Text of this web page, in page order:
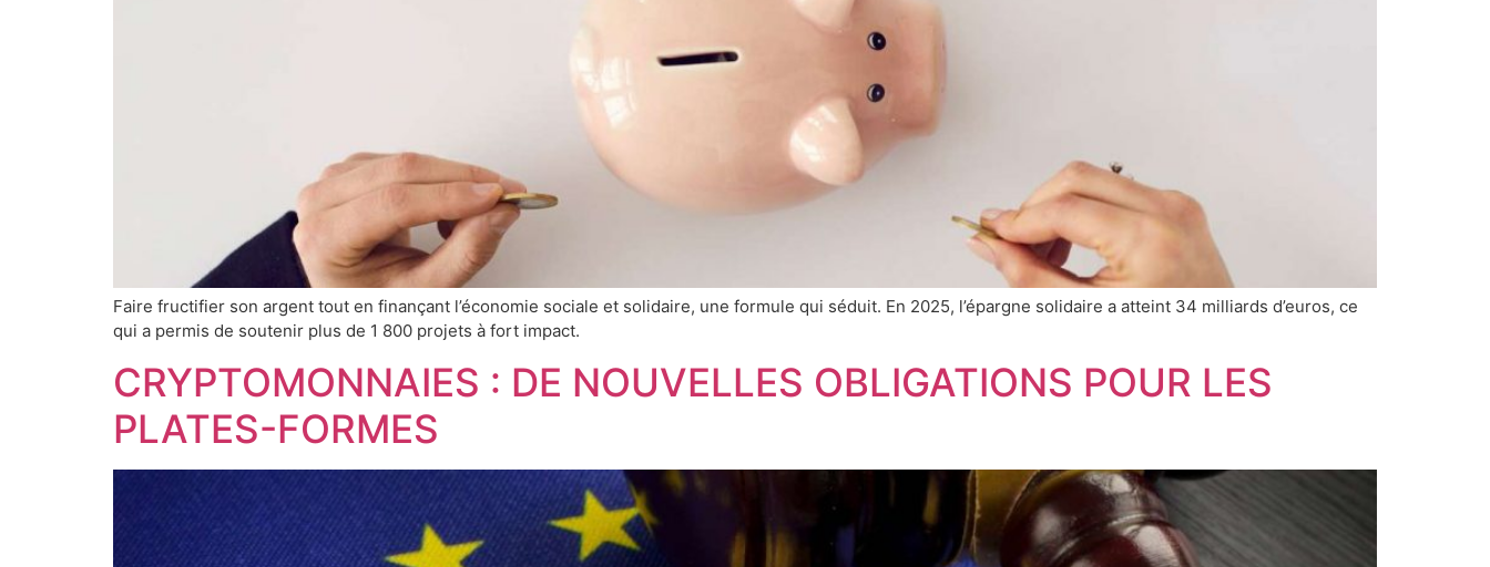
Faire fructifier son argent tout en finançant l’économie sociale et solidaire, une formule qui séduit. En 2025, l’épargne solidaire a atteint 34 milliards d’euros, ce
qui a permis de soutenir plus de 1 800 projets à fort impact.
CRYPTOMONNAIES : DE NOUVELLES OBLIGATIONS POUR LES
PLATES-FORMES